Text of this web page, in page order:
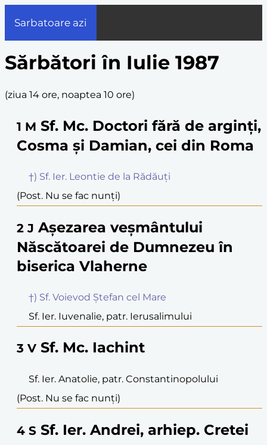
Sarbatoare azi
Sărbători în Iulie 1987
(ziua 14 ore, noaptea 10 ore)
1 M Sf. Mc. Doctori fără de arginți,
Cosma și Damian, cei din Roma
†) Sf. Ier. Leontie de la Rădăuți
(Post. Nu se fac nunți)
2 J Așezarea veșmântului
Născătoarei de Dumnezeu în
biserica Vlaherne
†) Sf. Voievod Ștefan cel Mare
Sf. Ier. Iuvenalie, patr. Ierusalimului
3 V Sf. Mc. Iachint
Sf. Ier. Anatolie, patr. Constantinopolului
(Post. Nu se fac nunți)
4 S Sf. Ier. Andrei, arhiep. Cretei